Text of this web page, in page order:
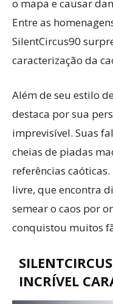
o mapa e causar
Entre as
SilentCircus90
caracterização da
Além de seu estilo
destaca por sua
imprevisível. Suas
cheias de piadas
referências
livre, que encontra
semear o caos por
conquistou muitos
INCRÍVEL